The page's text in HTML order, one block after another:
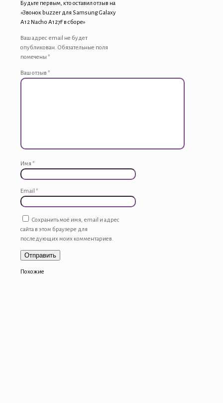
Будьте первым, кто оставил отзыв на
«Звонок buzzer для Samsung Galaxy
A12 Nacho A127F в сборе»
Ваш адрес email не будет
опубликован. Обязательные поля
помечены *
Ваш отзыв *
Имя *
Email *
Сохранить моё имя, email и адрес
сайта в этом браузере для
последующих моих комментариев.
Похожие